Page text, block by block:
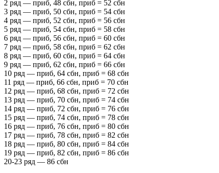
2 ряд — приб, 48 сбн, приб = 52 сбн
3 ряд — приб, 50 сбн, приб = 54 сбн
4 ряд — приб, 52 сбн, приб = 56 сбн
5 ряд — приб, 54 сбн, приб = 58 сбн
6 ряд — приб, 56 сбн, приб = 60 сбн
7 ряд — приб, 58 сбн, приб = 62 сбн
8 ряд — приб, 60 сбн, приб = 64 сбн
9 ряд — приб, 62 сбн, приб = 66 сбн
10 ряд — приб, 64 сбн, приб = 68 сбн
11 ряд — приб, 66 сбн, приб = 70 сбн
12 ряд — приб, 68 сбн, приб = 72 сбн
13 ряд — приб, 70 сбн, приб = 74 сбн
14 ряд — приб, 72 сбн, приб = 76 сбн
15 ряд — приб, 74 сбн, приб = 78 сбн
16 ряд — приб, 76 сбн, приб = 80 сбн
17 ряд — приб, 78 сбн, приб = 82 сбн
18 ряд — приб, 80 сбн, приб = 84 сбн
19 ряд — приб, 82 сбн, приб = 86 сбн
20-23 ряд — 86 сбн